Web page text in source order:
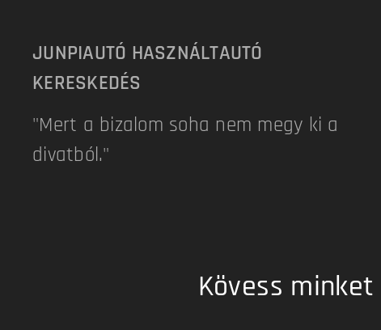
JUNPIAUTÓ HASZNÁLTAUTÓ
KERESKEDÉS
"Mert a bizalom soha nem megy ki a
divatból."
Kövess